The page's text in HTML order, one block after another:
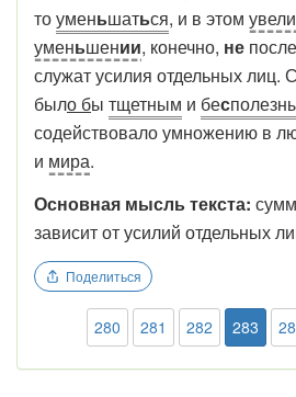
тоуменьшаться, и в этом
уменьшении, конечно, не
служат усилия отдельных лиц.
было бы тщетным и бес
содействовало умножению в
и мира.
Основная мысль текста:
зависит от усилий отдельных
Поделиться
280 281 282 283